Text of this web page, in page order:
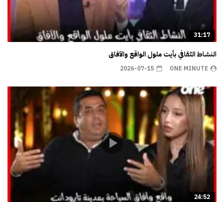
31:17
النشاط الثقافي بأيت ملول الواقع والآفاق
ONE MINUTE
2026-07-15
24:52